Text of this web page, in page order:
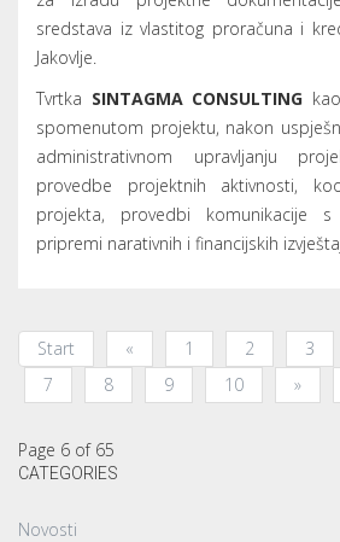
sredstava iz vlastitog proračuna i
Jakovlje.
Tvrtka SINTAGMA CONSULTING
spomenutom projektu, nakon
administrativnom upravljanju
provedbe projektnih aktivnosti,
projekta, provedbi komunikacije s
pripremi narativnih i financijskih
Start « 1 2 3
7
8 9 10 »
Page 6 of 65
CATEGORIES
Novosti